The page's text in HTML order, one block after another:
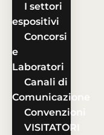
I settori
espositivi
Concorsi
e
Laboratori
Canali di
Comunicazione
Convenzioni
VISITATORI